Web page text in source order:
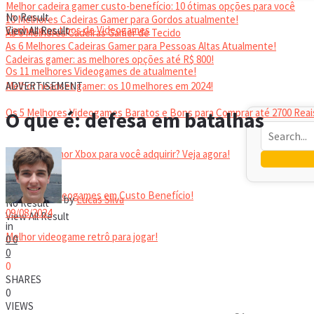
Melhor cadeira gamer custo-benefício: 10 ótimas opções para você
10 Melhores Cadeiras Gamer para Gordos atualmente!
As 6 Melhores Cadeiras Gamer de Tecido
As 6 Melhores Cadeiras Gamer para Pessoas Altas Atualmente!
Cadeiras gamer: as melhores opções até R$ 800!
HEADSET
Melhor headset gamer: os 10 melhores em 2024!
No Result
View All Result
Conheça os tipos de Videogames
Os 11 melhores Videogames de atualmente!
Os 5 Melhores Videogames Baratos e Bons para Comprar até 2700
Qual é o melhor Xbox para você adquirir? Veja agora!
Melhores Videogames em Custo Benefício!
Melhor videogame retrô para jogar!
VIDEOGAMES PORTÁTEIS
No Result
View All Result
ADVERTISEMENT
O que é: defesa em batalhas
byLucas Silva
09/08/2024
in
00
0
0
SHARES
0
VIEWS